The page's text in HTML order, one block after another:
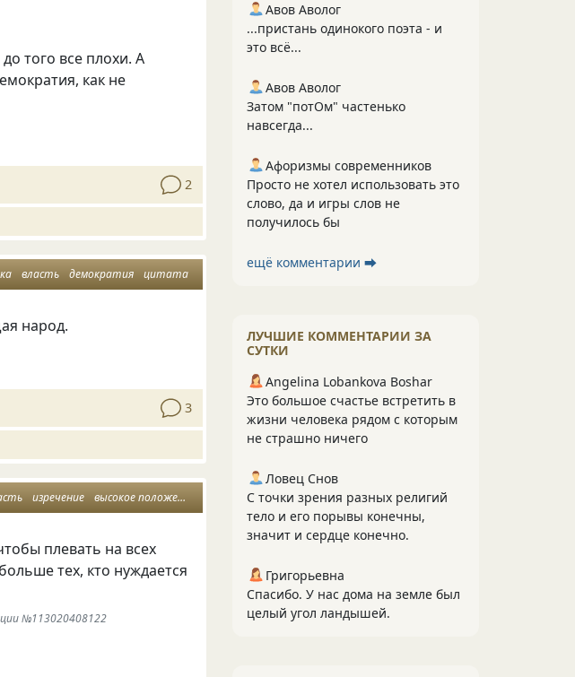
того все плохи. А
как не
2
власть демократия цитата
народ.
3
изречение высокое положение
плевать на всех
тех, кто нуждается
№113020408122
Авов Аволог
...пристань одинокого поэта - и
это всё...
Авов Аволог
Затом "потОм" частенько
навсегда...
Афоризмы современников
Просто не хотел использовать это
слово, да и игры слов не
получилось бы
ещё комментарии ⮕
ЛУЧШИЕ КОММЕНТАРИИ ЗА
СУТКИ
Angelina Lobankova Boshar
Это большое счастье встретить в
жизни человека рядом с которым
не страшно ничего
Ловец Снов
С точки зрения разных религий
тело и его порывы конечны,
значит и сердце конечно.
Григорьевна
Спасибо. У нас дома на земле был
целый угол ландышей.